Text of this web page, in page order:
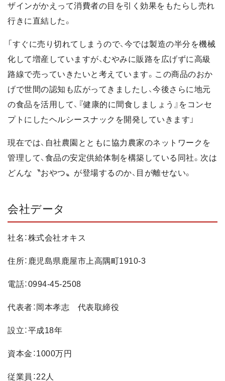
ザインがかえって消費者の目を引く効果をもたらし売れ
行きに直結した。
「すぐに売り切れてしまうので、今では製造の半分を機械
化して増産していますが、むやみに販路を広げずに高級
路線で売っていきたいと考えています。この商品のおか
げで世間の認知も広がってきましたし、今後さらに地元
の食品を活用して、『健康的に間食しましょう』をコンセ
プトにしたヘルシースナックを開発していきます」
現在では、自社農園とともに協力農家のネットワークを
管理して、食品の安定供給体制を構築している同社。次は
どんな〝おやつ〟が登場するのか、目が離せない。
会社データ
社名：株式会社オキス
住所：鹿児島県鹿屋市上高隅町1910-3
電話：0994-45-2508
代表者：岡本孝志 代表取締役
設立：平成18年
資本金：1000万円
従業員：22人